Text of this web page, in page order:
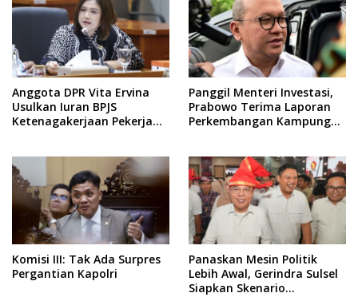
Anggota DPR Vita Ervina
Usulkan Iuran BPJS
Ketenagakerjaan Pekerja
Panggil Menteri Investasi,
Prabowo Terima Laporan
Perkembangan Kampung
Komisi III: Tak Ada Surpres
Pergantian Kapolri
Panaskan Mesin Politik
Lebih Awal, Gerindra Sulsel
Siapkan Skenario